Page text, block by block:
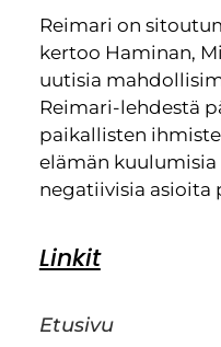
Reimari on
kertoo Haminan,
uutisia
Reimari-lehdestä
paikallisten
elämän
negatiivisia
Linkit
Etusivu